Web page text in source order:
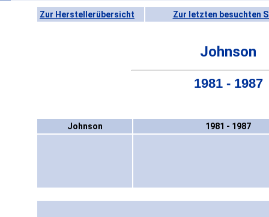
Zur Herstellerübersicht Zur letzten besuchten
Johnson
1981 - 1987
Johnson 1981 - 1987